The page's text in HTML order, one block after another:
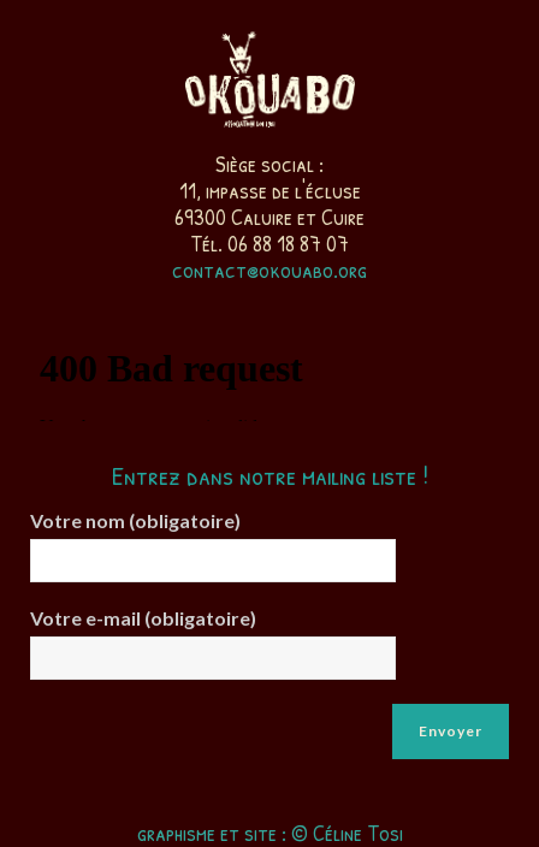
Siège social :
11, impasse de l'écluse
69300 Caluire et Cuire
Tél. 06 88 18 87 07
contact@okouabo.org
Entrez dans notre mailing liste !
Votre nom (obligatoire)
Votre e-mail (obligatoire)
graphisme et site : © Céline Tosi